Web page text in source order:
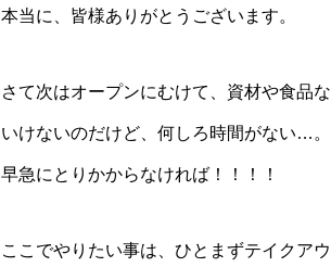
本当に、皆様ありがとうございます。
さて次はオープンにむけて、資材や食品
いけないのだけど、何しろ時間がない…
早急にとりかからなければ！！！！
ここでやりたい事は、ひとまずテイクア